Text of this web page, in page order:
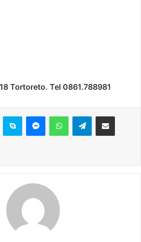
Tortoreto. Tel 0861.788981
Telegram